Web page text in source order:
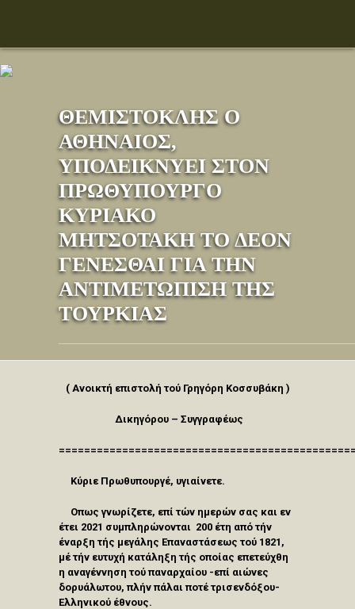
ΘΕΜΙΣΤΟΚΛΗΣ Ο
ΑΘΗΝΑΙΟΣ,
ΥΠΟΔΕΙΚΝΥΕΙ ΣΤΟΝ
ΠΡΩΘΥΠΟΥΡΓΟ
ΚΥΡΙΑΚΟ
ΜΗΤΣΟΤΑΚΗ ΤΟ ΔΕΟΝ
ΓΕΝΕΣΘΑΙ ΓΙΑ ΤΗΝ
ΑΝΤΙΜΕΤΩΠΙΣΗ ΤΗΣ
ΤΟΥΡΚΙΑΣ
( Ανοικτή επιστολή τού Γρηγόρη Κοσσυβάκη )
Δικηγόρου – Συγγραφέως
Κύριε Πρωθυπουργέ, υγιαίνετε.
Οπως γνωρίζετε, επί τών ημερών σας και εν
έτει 2021 συμπληρώνονται 200 έτη από τήν
έναρξη τής μεγάλης Επαναστάσεως τού 1821,
μέ τήν ευτυχή κατάληξη τής οποίας επετεύχθη
η αναγέννηση τού παναρχαίου -επί αιώνες
δορυάλωτου, πλήν πάλαι ποτέ τρισενδόξου-
Ελληνικού έθνους.